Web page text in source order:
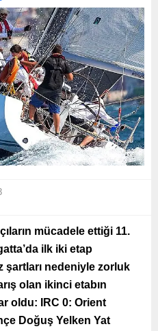
mücadele ettiği 11.
ilk iki etap
şartları nedeniyle zorluk
olan ikinci etabın
oldu: IRC 0: Orient
Doğuş Yelken Yat